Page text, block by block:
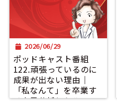
2026/06/29
ポッドキャスト番組
122.頑張っているのに
成果が出ない理由｜
「私なんて」を卒業す
る自己分析とセルフマ